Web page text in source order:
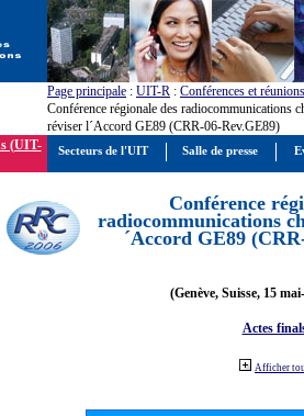
Page principale : UIT-R : Conférences et réunions
Conférence régionale des radiocommunications
réviser l´Accord GE89 (CRR-06-Rev.GE89)
(UIT-
Conférence
radiocommunications
´Accord GE89
(Genève, Suisse, 15
Actes
Afficher
Secteurs de l'UIT Salle de presse